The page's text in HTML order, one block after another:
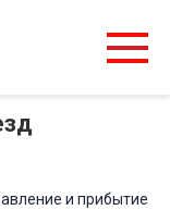
и прибытие